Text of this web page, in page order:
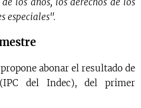
especiales".
abonar el resultado de
del Indec), del primer